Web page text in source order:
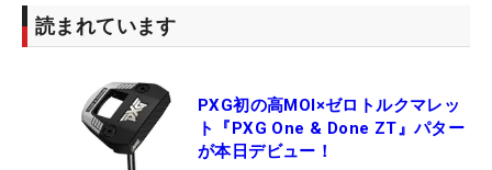
読まれています
PXG初の高MOI×ゼロトルクマレッ
ト『PXG One & Done ZT』パター
が本日デビュー！